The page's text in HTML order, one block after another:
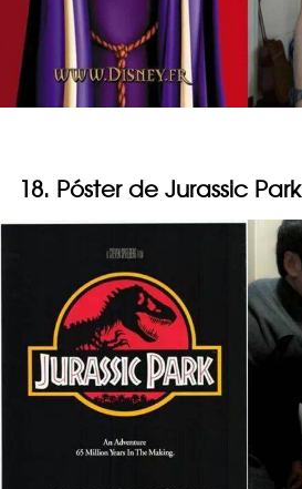
18. Póster de Jurassic Park